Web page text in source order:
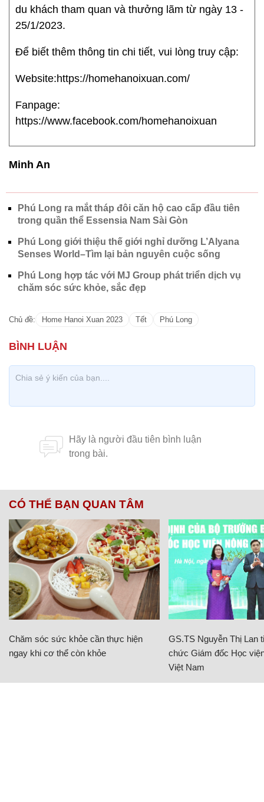
du khách tham quan và thưởng lãm từ ngày 13 -
25/1/2023.
Để biết thêm thông tin chi tiết, vui lòng truy cập:
Website:https://homehanoixuan.com/
Fanpage:
https://www.facebook.com/homehanoixuan
Minh An
Phú Long ra mắt tháp đôi căn hộ cao cấp đầu tiên
trong quần thể Essensia Nam Sài Gòn
Phú Long giới thiệu thế giới nghỉ dưỡng L’Alyana
Senses World–Tìm lại bản nguyên cuộc sống
Phú Long hợp tác với MJ Group phát triển dịch vụ
chăm sóc sức khỏe, sắc đẹp
Chủ đề: Home Hanoi Xuan 2023 Tết Phú Long
CÓ THỂ BẠN QUAN TÂM
Chăm sóc sức khỏe cần thực hiện
ngay khi cơ thể còn khỏe
GS.TS Nguyễn Thị Lan
chức Giám đốc Học
Việt Nam